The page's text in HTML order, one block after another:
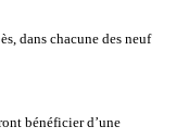
dans chacune des neuf
bénéficier d’une